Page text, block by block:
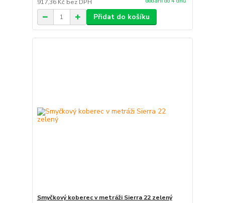
917,36 Kč bez DPH
Přidat do košíku
Smyčkový koberec v metráži Sierra 22 zelený